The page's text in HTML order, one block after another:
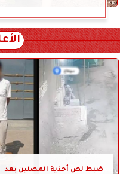
ضبط لص أحذية المصلين بعد